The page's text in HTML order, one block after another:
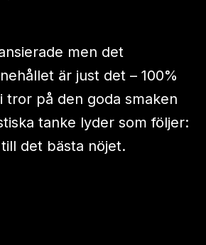
men det
är just det – 100%
tror på den goda smaken
tanke lyder som följer:
det bästa nöjet.